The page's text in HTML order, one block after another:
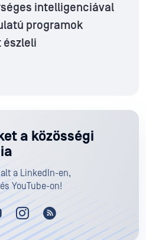
intelligenciával
programok
észleli
a közösségi
a LinkedIn-en,
YouTube-on!